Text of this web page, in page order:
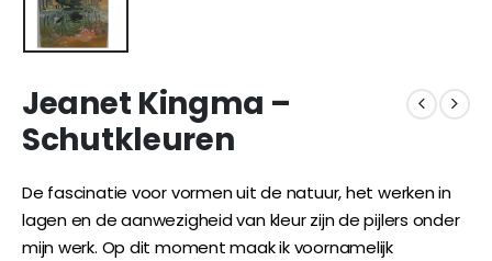
Jeanet Kingma –
Schutkleuren
De fascinatie voor vormen uit de natuur, het werken in
lagen en de aanwezigheid van kleur zijn de pijlers onder
mijn werk. Op dit moment maak ik voornamelijk